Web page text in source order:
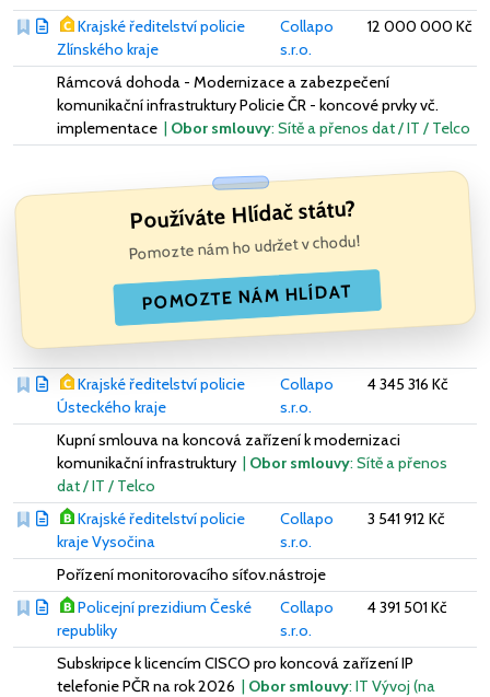
Krajské ředitelství policie
Zlínského kraje
Collapo
s.r.o.
12 000 000 Kč
Rámcová dohoda - Modernizace a zabezpečení
komunikační infrastruktury Policie ČR - koncové prvky vč.
implementace | Obor smlouvy: Sítě a přenos dat / IT / Telco
Používáte Hlídač státu?
Pomozte nám ho udržet v chodu!
POMOZTE NÁM HLÍDAT
Krajské ředitelství policie
Ústeckého kraje
Collapo
s.r.o.
4 345 316 Kč
Kupní smlouva na koncová zařízení k modernizaci
komunikační infrastruktury | Obor smlouvy: Sítě a přenos
dat / IT / Telco
Krajské ředitelství policie
kraje Vysočina
Collapo
s.r.o.
3 541 912 Kč
Pořízení monitorovacího síťov.nástroje
Policejní prezidium České
republiky
Collapo
s.r.o.
4 391 501 Kč
Subskripce k licencím CISCO pro koncová zařízení IP
telefonie PČR na rok 2026 | Obor smlouvy: IT Vývoj (na